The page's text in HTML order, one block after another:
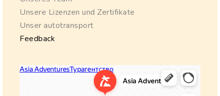
Unsere Lizenzen und Zertifikate
Unser autotransport
Feedback